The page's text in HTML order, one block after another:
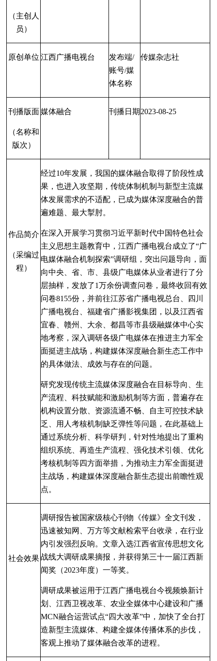
（主创人
员）
原创单位 江西广播电视台
发布端/
账号/媒
体名称
传媒杂志社
刊播版面
（名称和
版次）
媒体融合 刊播日期 2023-08-25
作品简介
（采编过
程）
经过10年发展，我国的媒体融合取得了阶段性成
果，也进入攻坚期，传统体制机制与新型主流媒
体发展需求的不适配，已成为媒体深度融合的普
遍难题、最大掣肘。
在深入开展学习贯彻习近平新时代中国特色社会
主义思想主题教育中，江西广播电视台成立了“广
电媒体融合机制探索”调研组，突出问题导向，面
向中央、省、市、县级广电媒体从业者进行了分
层抽样，发放了1万余份调查问卷，最终收回有效
问卷8155份，并前往江苏省广播电视总台、四川
广播电视台、福建省广播影视集团，以及江西省
宜春、赣州、大余、都昌等市县级融媒体中心实
地考察，深入调研各级广电媒体在推进主力军全
面挺进主战场，构建媒体深度融合新生态工作中
的具体做法、成效与存在的问题。
研究发现传统主流媒体深度融合在目标导向、生
产流程、科技赋能和激励机制等方面，普遍存在
机构设置分散、资源流通不畅、自主可控技术缺
乏、用人考核机制缺乏弹性等问题，在此基础上
通过系统分析、科学研判，针对性地提出了重构
组织系统、再造生产流程、强化技术引领、优化
考核机制等四方面举措，为推动主力军全面挺进
主战场，构建媒体深度融合新生态提出前瞻性观
点。
社会效果
调研报告被国家级核心刊物《传媒》全文刊发，
迅速被知网、万方等文献检索平台收录，在行业
内引发强烈反响。文章入选江西省宣传思想文化
战线大调研成果摘报，并获得第三十一届江西新
闻奖 （2023年度）一等奖。
调研成果被运用于江西广播电视台今视频焕新计
划、江西卫视改革、农业全媒体中心建设和广播
MCN融合运营试点“四大改革”中，加快了全台打
造新型主流媒体、构建全媒体传播体系的步伐，
客观上推动了媒体融合改革的进程。